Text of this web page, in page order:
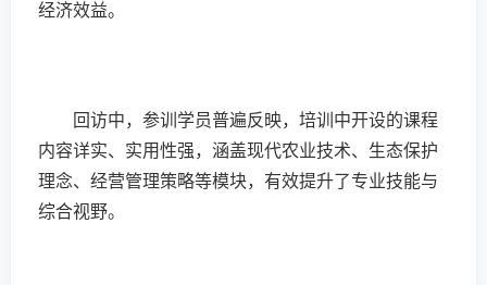
经济效益。
回访中，参训学员普遍反映，培训中开设的课程
内容详实、实用性强，涵盖现代农业技术、生态保护
理念、经营管理策略等模块，有效提升了专业技能与
综合视野。